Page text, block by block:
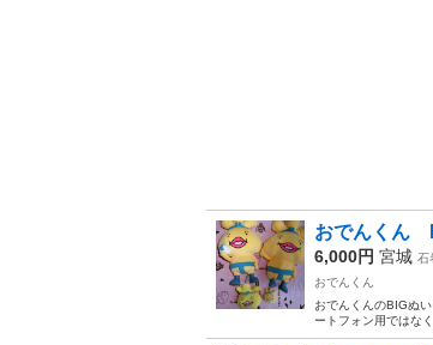
おでんくん
6,000円 宮城 石
おでんくん
おでんくんのBIGぬ
ートフォン用ではな